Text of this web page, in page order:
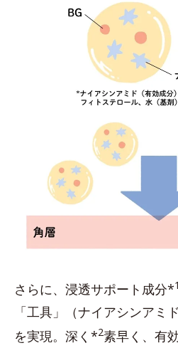
さらに、浸透サポート成分*1
「工具」（ナイアシンアミ
を実現。深く*2素早く、有